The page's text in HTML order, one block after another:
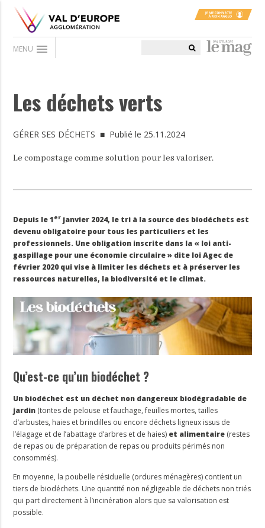
MENU menu
Les déchets verts
GÉRER SES DÉCHETS ■ Publié le 25.11.2024
Le compostage comme solution pour les valoriser.
Depuis le 1er janvier 2024, le tri à la source des biodéchets est
devenu obligatoire pour tous les particuliers et les
professionnels. Une obligation inscrite dans la « loi anti-
gaspillage pour une économie circulaire » dite loi Agec de
février 2020 qui vise à limiter les déchets et à préserver les
ressources naturelles, la biodiversité et le climat.
Qu’est-ce qu’un biodéchet ?
Un biodéchet est un déchet non dangereux biodégradable de
jardin (tontes de pelouse et fauchage, feuilles mortes, tailles
d’arbustes, haies et brindilles ou encore déchets ligneux issus de
l’élagage et de l’abattage d’arbres et de haies) et alimentaire (restes
de repas ou de préparation de repas ou produits périmés non
consommés).
En moyenne, la poubelle résiduelle (ordures ménagères) contient un
tiers de biodéchets. Une quantité non négligeable de déchets non triés
qui part directement à l’incinération alors que sa valorisation est
possible.